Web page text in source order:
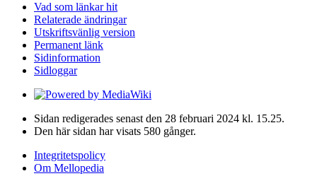
Vad som länkar hit
Relaterade ändringar
Utskriftsvänlig version
Permanent länk
Sidinformation
Sidloggar
Sidan redigerades senast den 28 februari 2024 kl. 15.25.
Den här sidan har visats 580 gånger.
Integritetspolicy
Om Mellopedia